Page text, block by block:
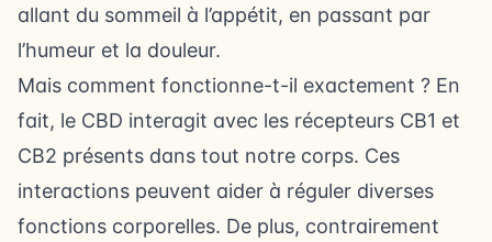
allant du sommeil à l’appétit, en passant par
l’humeur et la douleur.
Mais comment fonctionne-t-il exactement ? En
fait, le CBD interagit avec les récepteurs CB1 et
CB2 présents dans tout notre corps. Ces
interactions peuvent aider à réguler diverses
fonctions corporelles. De plus, contrairement